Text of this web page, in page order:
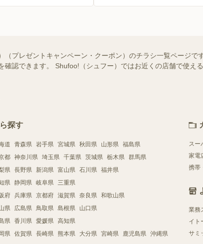
（プレゼントキャンペーン・クーポン）のチラシ一覧ページ
確認できます。 Shufoo!（シュフー）ではお近くの店舗で使
探す
道 青森県 岩手県 宮城県 秋田県 山形県 福島県
都 神奈川県 埼玉県 千葉県 茨城県 栃木県 群馬県
県 長野県 新潟県 富山県 石川県 福井県
県 静岡県 岐阜県 三重県
府 兵庫県 京都府 滋賀県 奈良県 和歌山県
県 広島県 鳥取県 島根県 山口県
県 香川県 愛媛県 高知県
県 佐賀県 長崎県 熊本県 大分県 宮崎県 鹿児島県 沖縄県
スー
家電
携帯
業務
イト
サミ